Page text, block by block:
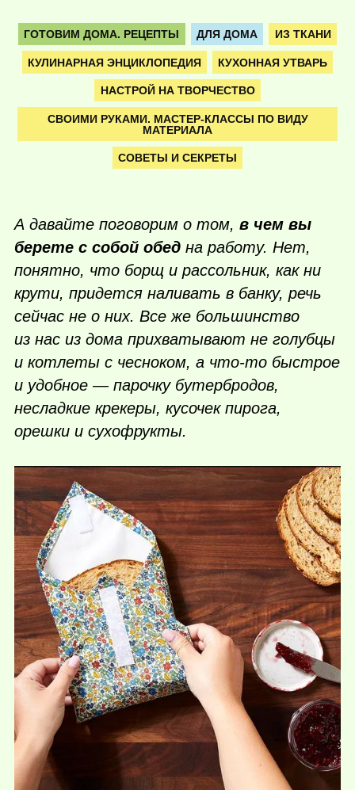
ГОТОВИМ ДОМА. РЕЦЕПТЫ ДЛЯ ДОМА ИЗ ТКАНИ
КУЛИНАРНАЯ ЭНЦИКЛОПЕДИЯ КУХОННАЯ УТВАРЬ
НАСТРОЙ НА ТВОРЧЕСТВО
СВОИМИ РУКАМИ. МАСТЕР-КЛАССЫ ПО ВИДУ
МАТЕРИАЛА
СОВЕТЫ И СЕКРЕТЫ
А давайте поговорим о том, в чем вы
берете с собой обед на работу. Нет,
понятно, что борщ и рассольник, как ни
крути, придется наливать в банку, речь
сейчас не о них. Все же большинство
из нас из дома прихватывают не голубцы
и котлеты с чесноком, а что-то быстрое
и удобное — парочку бутербродов,
несладкие крекеры, кусочек пирога,
орешки и сухофрукты.